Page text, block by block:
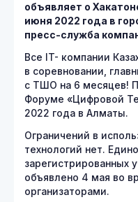
объявляет о
июня 2022 года в
пресс-служба
Все IT- компании
в соревновании,
с ТШО на 6 месяцев!
Форуме «Цифровой
2022 года в Алматы.
Ограничений в
технологий нет.
зарегистрированных
объявлено 4 мая во
организаторами.